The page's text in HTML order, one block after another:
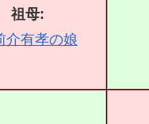
祖母:
介有孝の娘